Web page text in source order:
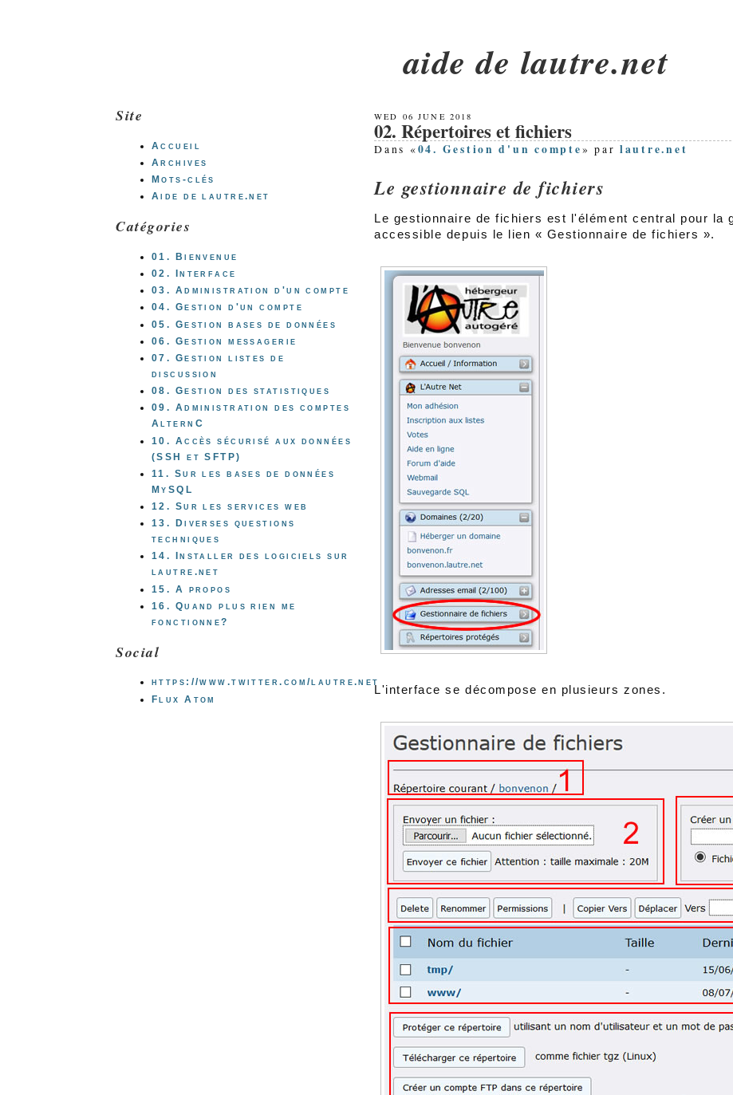
aide de lautre.net
WED 06 JUNE 2018
02. Répertoires et fichiers
Dans «04. Gestion d'un compte» parlautre.net
Le gestionnaire de fichiers
Le gestionnaire de fichiers est l'élément central pour la
accessible depuis le lien « Gestionnaire de fichiers ».
L'interface se décompose en plusieurs zones.
Site
Accueil
Archives
Mots-clés
Aide de lautre.net
Catégories
01. Bienvenue
02. Interface
03. Administration d'un compte
04. Gestion d'un compte
05. Gestion bases de données
06. Gestion messagerie
07. Gestion listes de
discussion
08. Gestion des statistiques
09. Administration des comptes
AlternC
10. Accès sécurisé aux données
(SSH et SFTP)
11. Sur les bases de données
MySQL
12. Sur les services web
13. Diverses questions
techniques
14. Installer des logiciels sur
lautre.net
15. A propos
16. Quand plus rien me
fonctionne?
Social
https://www.twitter.com/lautre.net
Flux Atom